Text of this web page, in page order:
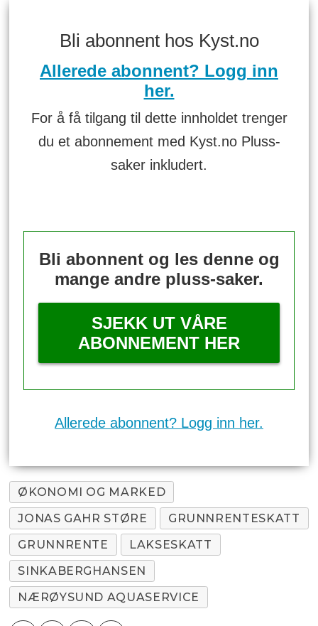
Bli abonnent hos Kyst.no
Allerede abonnent? Logg inn
her.
For å få tilgang til dette innholdet trenger
du et abonnement med Kyst.no Pluss-
saker inkludert.
Bli abonnent og les denne og
mange andre pluss-saker.
SJEKK UT VÅRE
ABONNEMENT HER
Allerede abonnent? Logg inn her.
ØKONOMI OG MARKED
JONAS GAHR STØRE
GRUNNRENTESKATT
GRUNNRENTE
LAKSESKATT
SINKABERGHANSEN
NÆRØYSUND AQUASERVICE